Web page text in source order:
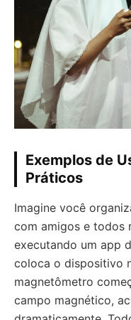
Exemplos de
Práticos
Imagine você
com amigos e todos
executando um app
coloca o dispositivo
magnetômetro
campo magnético,